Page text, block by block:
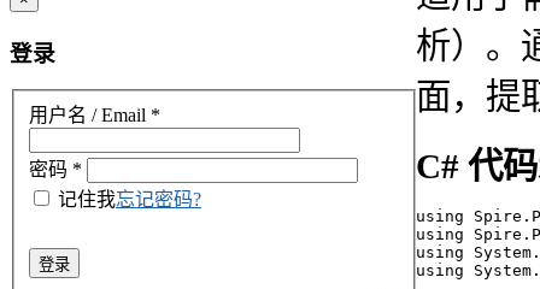
析）。
面，提
C# 代
using
using
using
using
登录
用户名 / Email *
密码 *
记住我忘记密码?
登录